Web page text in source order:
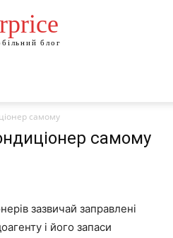
блог
самому
самому
зазвичай заправлені
і його запаси